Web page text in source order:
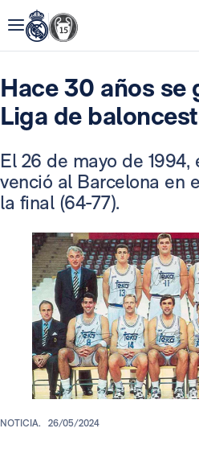
Hace 30 años se
Liga de
El 26 de mayo de 1994,
venció al Barcelona en
la final (64-77).
NOTICIA. 26/05/2024